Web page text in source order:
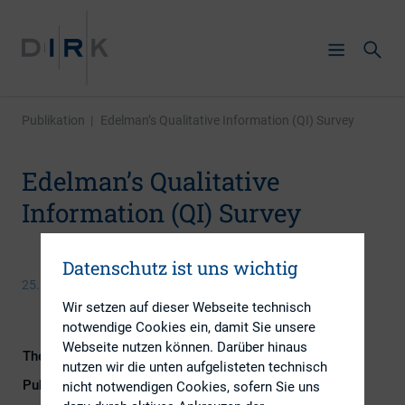
Publikation | Edelman’s Qualitative Information (QI) Survey
Edelman’s Qualitative
Information (QI) Survey
25. August 2015
Themengebiete
Investoren, IR-Kompetenz
Publikationsform
Externe Publikationen
Datenschutz ist uns wichtig
Wir setzen auf dieser Webseite technisch
notwendige Cookies ein, damit Sie unsere
Webseite nutzen können. Darüber hinaus
nutzen wir die unten aufgelisteten technisch
nicht notwendigen Cookies, sofern Sie uns